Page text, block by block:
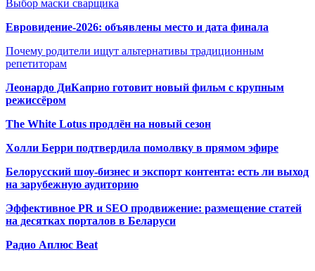
Выбор маски сварщика
Евровидение-2026: объявлены место и дата финала
Почему родители ищут альтернативы традиционным
репетиторам
Леонардо ДиКаприо готовит новый фильм с крупным
режиссёром
The White Lotus продлён на новый сезон
Холли Берри подтвердила помолвку в прямом эфире
Белорусский шоу-бизнес и экспорт контента: есть ли выход
на зарубежную аудиторию
Эффективное PR и SEO продвижение: размещение статей
на десятках порталов в Беларуси
Радио Аплюс Beat